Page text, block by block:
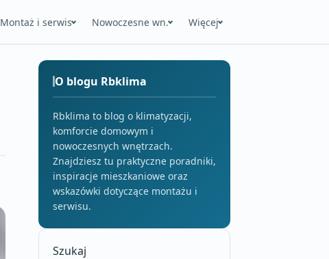
Montaż i serwis Nowoczesne wn. Więcej
O blogu Rbklima
Rbklima to blog o klimatyzacji,
komforcie domowym i
nowoczesnych wnętrzach.
Znajdziesz tu praktyczne poradniki,
inspiracje mieszkaniowe oraz
wskazówki dotyczące montażu i
serwisu.
Szukaj